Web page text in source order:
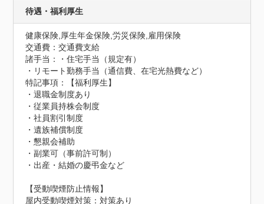
待遇・福利厚生
健康保険,厚生年金保険,労災保険,雇用保険
交通費：交通費支給
諸手当：・住宅手当（規定有）
・リモート勤務手当（通信費、在宅光熱費など）
特記事項：【福利厚生】
・退職金制度あり
・従業員持株会制度
・社員割引制度
・遺族補償制度
・懇親会補助
・副業可（事前許可制）
・出産・結婚の慶弔金など
【受動喫煙防止情報】
屋内受動喫煙対策：対策あり